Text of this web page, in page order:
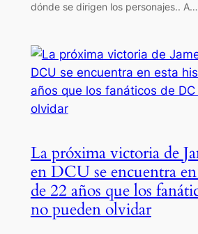
dónde se dirigen los personajes.. A…
La próxima victoria de
en DCU se encuentra
de 22 años que los
no pueden olvidar